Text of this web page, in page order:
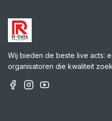
Wij bieden de beste live acts:
organisatoren die kwaliteit